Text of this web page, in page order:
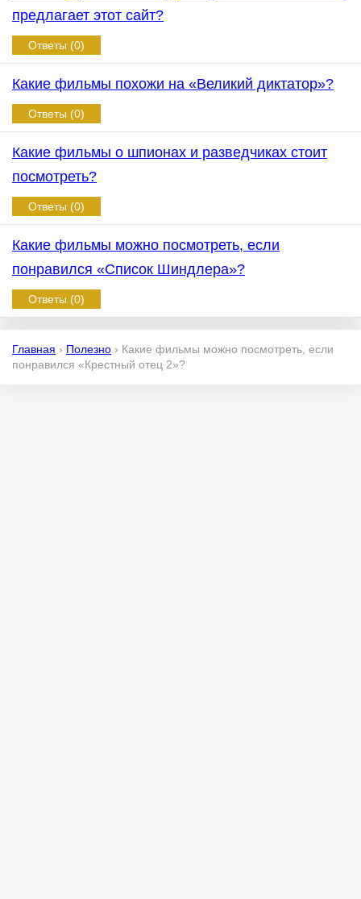
предлагает этот сайт?
Ответы (0)
Какие фильмы похожи на «Великий диктатор»?
Ответы (0)
Какие фильмы о шпионах и разведчиках стоит
посмотреть?
Ответы (0)
Какие фильмы можно посмотреть, если
понравился «Список Шиндлера»?
Ответы (0)
Главная › Полезно › Какие фильмы можно посмотреть, если
понравился «Крестный отец 2»?